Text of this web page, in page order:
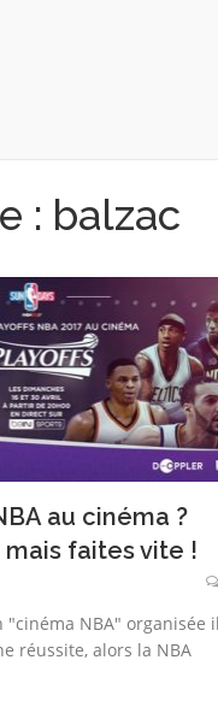
: balzac
au cinéma ?
mais faites vite !
"cinéma NBA" organisée
réussite, alors la NBA